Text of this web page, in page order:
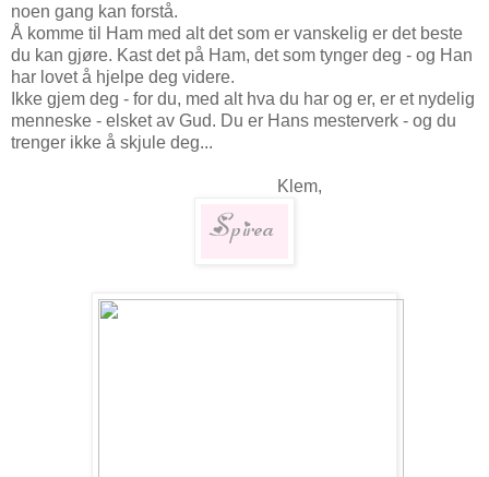
noen gang kan forstå.
Å komme til Ham med alt det som er vanskelig er det beste
du kan gjøre. Kast det på Ham, det som tynger deg - og Han
har lovet å hjelpe deg videre.
Ikke gjem deg - for du, med alt hva du har og er, er et nydelig
menneske - elsket av Gud. Du er Hans mesterverk - og du
trenger ikke å skjule deg...
Klem,